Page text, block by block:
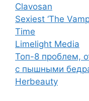
Clavosan
Sexiest ‘The
Time
Limelight Media
Топ-8 проблем,
с пышными
Herbeauty